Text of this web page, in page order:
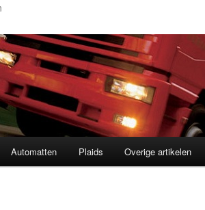
Automatten Plaids Overige artikelen